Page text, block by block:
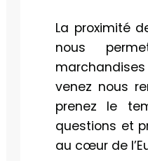
La proximité
nous
venez nous
prenez le
questions et
au cœur de